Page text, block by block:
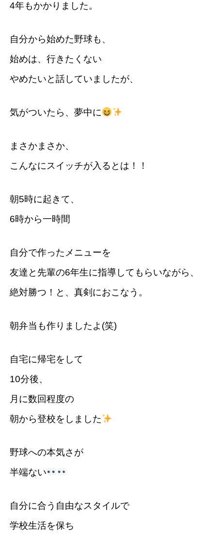
4年もかかりました。
自分から始めた野球も、
始めは、行きたくない
やめたいと話していましたが、
気がついたら、夢中に
まさかまさか、
こんなにスイッチが入るとは！！
朝5時に起きて、
6時から一時間
自分で作ったメニューを
友達と先輩の6年生に指導してもらいながら、
絶対勝つ！と、真剣におこなう。
朝弁当も作りましたよ(笑)
自宅に帰宅をして
10分後、
月に数回程度の
朝から登校をしました
野球への本気さが
半端ない
自分に合う自由なスタイルで
学校生活を保ち